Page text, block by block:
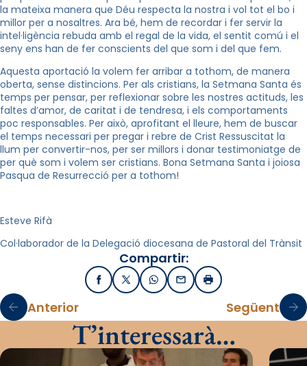
la mateixa manera que Déu respecta la nostra i vol tot el bo i
millor per a nosaltres. Ara bé, hem de recordar i fer servir la
intel·ligència rebuda amb el regal de la vida, el sentit comú i el
seny ens han de fer conscients del que som i del que fem.
Aquesta aportació la volem fer arribar a tothom, de manera
oberta, sense distincions. Per als cristians, la Setmana Santa és
temps per pensar, per reflexionar sobre les nostres actituds, les
faltes d’amor, de caritat i de tendresa, i els comportaments
poc responsables. Per això, aprofitant el lleure, hem de buscar
el temps necessari per pregar i rebre de Crist Ressuscitat la
llum per convertir-nos, per ser millors i donar testimoniatge de
per què som i volem ser cristians. Bona Setmana Santa i joiosa
Pasqua de Resurrecció per a tothom!
Esteve Rifà
Col·laborador de la Delegació diocesana de Pastoral del Trànsit
Compartir:
FacebookX / TwitterWhatsApp
EmailImprimir
Anterior Següent
T’interessarà…